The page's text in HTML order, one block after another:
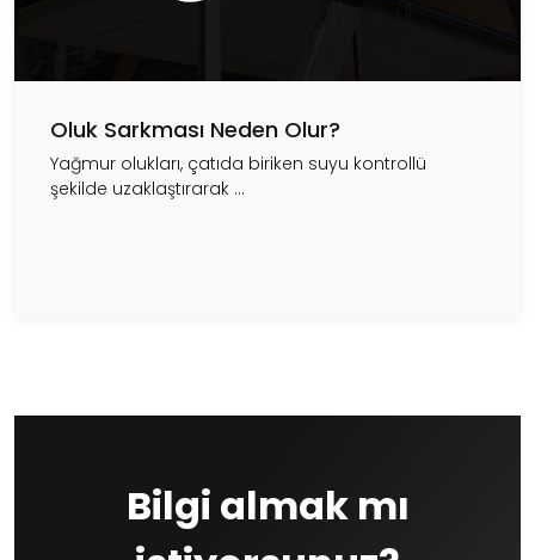
Oluk Sarkması Neden Olur?
Yağmur olukları, çatıda biriken suyu kontrollü
şekilde uzaklaştırarak ...
Bilgi almak mı